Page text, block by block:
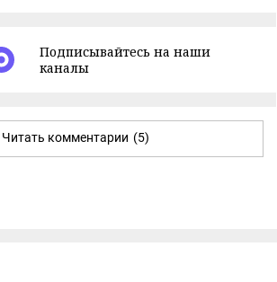
Подписывайтесь на наши
каналы
Читать комментарии (5)